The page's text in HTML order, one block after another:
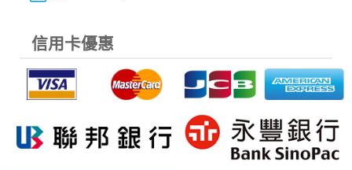
1.遵守法令或政府機關的要求；或我們發覺您在網站上的行為
南。
2.為了保護使用者個人隱私，我們無法為您查詢其他使用者的
向警政單位提出告訴，我們將全力配合警政單位調查並提供所
有相關資料，以協助調查及破案！
信用卡優惠